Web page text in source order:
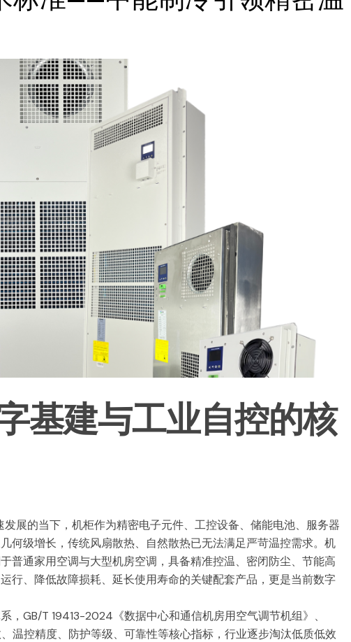
基建与工业自控的核
展的当下，机柜作为精密电子元件、工控设备、储能电池、服务器
何级增长，传统风扇散热、自然散热已无法满足严苛温控需求。机
普通家用空调与大型机房空调，具备精准控温、密闭防尘、节能高
行、降低故障损耗、延长使用寿命的关键配套产品，更是当前数字
GB/T 19413-2024《数据中心和通信机房用空气调节机组》、
温控精度、防护等级、可靠性等核心指标，行业逐步淘汰低质低效